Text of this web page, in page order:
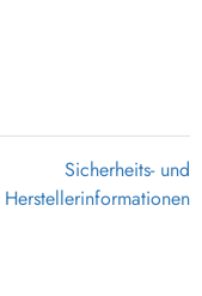
Sicherheits- und
Herstellerinformationen